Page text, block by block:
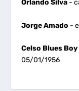
Orlando Silva -
Jorge Amado -
Celso Blues Boy
05/01/1956